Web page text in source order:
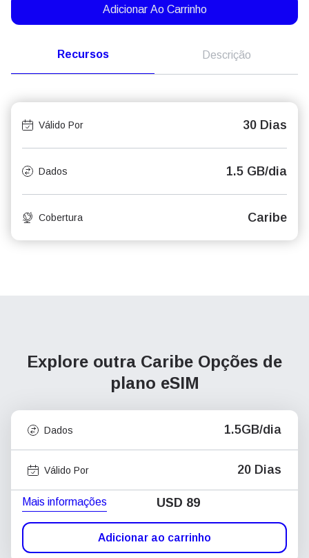
Adicionar Ao Carrinho
Recursos Descrição
Válido Por 30 Dias
Dados 1.5 GB/dia
Cobertura Caribe
Explore outra Caribe Opções de
plano eSIM
Dados 1.5GB/dia
Válido Por 20 Dias
Mais informações USD 89
Adicionar ao carrinho